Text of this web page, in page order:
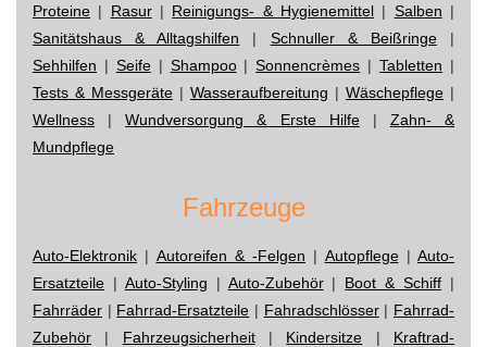
Proteine | Rasur| Reinigungs- & Hygienemittel | Salben |
Sanitätshaus & Alltagshilfen | Schnuller & Beißringe|
Sehhilfen | Seife| Shampoo|Sonnencrèmes |Tabletten |
Tests & Messgeräte | Wasseraufbereitung | Wäschepflege |
Wellness |Wundversorgung & Erste Hilfe| Zahn- &
Mundpflege
Fahrzeuge
Auto-Elektronik | Autoreifen & -Felgen | Autopflege| Auto-
Ersatzteile | Auto-Styling | Auto-Zubehör| Boot & Schiff |
Fahrräder | Fahrrad-Ersatzteile | Fahradschlösser| Fahrrad-
Zubehör | Fahrzeugsicherheit| Kindersitze | Kraftrad-